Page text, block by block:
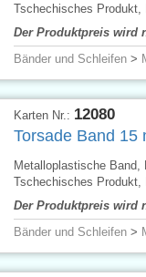
Tschechisches Produkt,
Der Produktpreis wird
Bänder und Schleifen>
Karten Nr.: 12080
Torsade Band 15
Metalloplastische Band,
Tschechisches Produkt,
Der Produktpreis wird
Bänder und Schleifen>